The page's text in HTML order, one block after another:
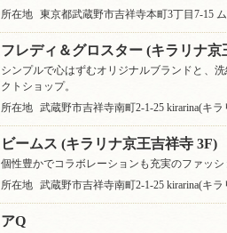
所在地
東京都武蔵野市吉祥寺本町3丁目7-15
フレディ＆グロスター (キラリナ京
シンプルで心はずむオリジナルブランドと、
クトショップ。
所在地
武蔵野市吉祥寺南町2-1-25 kirarina(キ
ビームス (キラリナ京王吉祥寺 3F)
個性豊かでコラボレーションも充実のファッ
所在地
武蔵野市吉祥寺南町2-1-25 kirarina(キ
アQ